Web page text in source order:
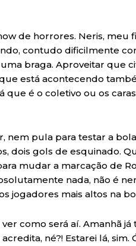
de horrores. Neris, meu
contudo dificilmente
braga. Aproveitar que
está acontecendo
que é o coletivo ou os
nem pula para testar a
dois gols de esquinado.
mudar a marcação de
nada, não é
jogadores mais altos na
como será aí. Amanhã
né?! Estarei lá, sim.